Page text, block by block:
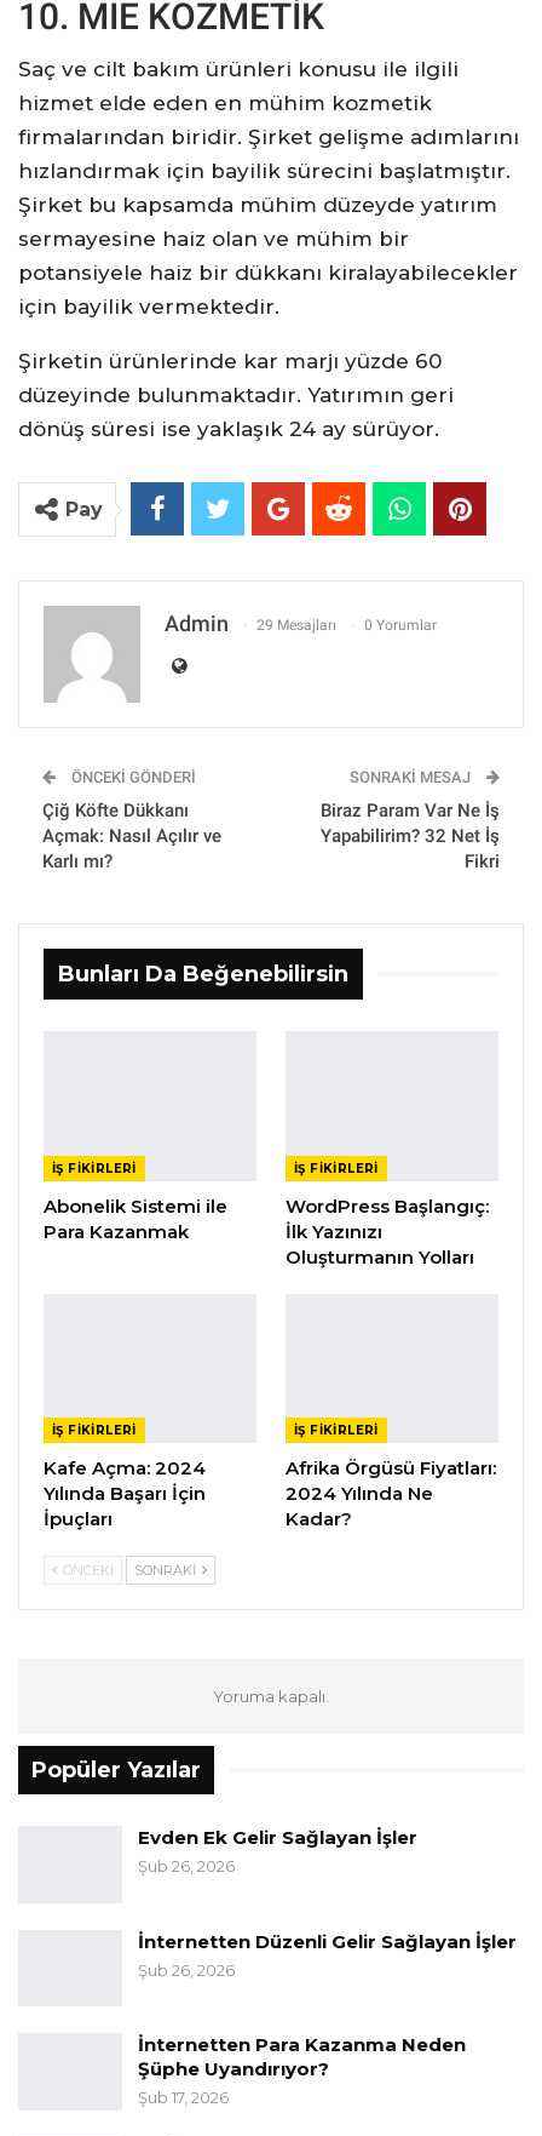
10. MIE KOZMETİK
Saç ve cilt bakım ürünleri konusu ile ilgili
hizmet elde eden en mühim kozmetik
firmalarından biridir. Şirket gelişme adımlarını
hızlandırmak için bayilik sürecini başlatmıştır.
Şirket bu kapsamda mühim düzeyde yatırım
sermayesine haiz olan ve mühim bir
potansiyele haiz bir dükkanı kiralayabilecekler
için bayilik vermektedir.
Şirketin ürünlerinde kar marjı yüzde 60
düzeyinde bulunmaktadır. Yatırımın geri
dönüş süresi ise yaklaşık 24 ay sürüyor.
Pay
Admin 29 Mesajları 0 Yorumlar
ÖNCEKI GÖNDERI
Çiğ Köfte Dükkanı
Açmak: Nasıl Açılır ve
Karlı mı?
SONRAKI MESAJ
Biraz Param Var Ne İş
Yapabilirim? 32 Net İş
Fikri
Bunları Da Beğenebilirsin
İŞ FIKIRLERI
Abonelik Sistemi ile
Para Kazanmak
İŞ FIKIRLERI
WordPress Başlangıç:
İlk Yazınızı
Oluşturmanın Yolları
İŞ FIKIRLERI
Kafe Açma: 2024
Yılında Başarı İçin
İpuçları
İŞ FIKIRLERI
Afrika Örgüsü Fiyatları:
2024 Yılında Ne
Kadar?
ÖNCEKI SONRAKI
Yoruma kapalı.
Popüler Yazılar
Evden Ek Gelir Sağlayan İşler
Şub 26, 2026
İnternetten Düzenli Gelir Sağlayan İşler
Şub 26, 2026
İnternetten Para Kazanma Neden
Şüphe Uyandırıyor?
Şub 17, 2026